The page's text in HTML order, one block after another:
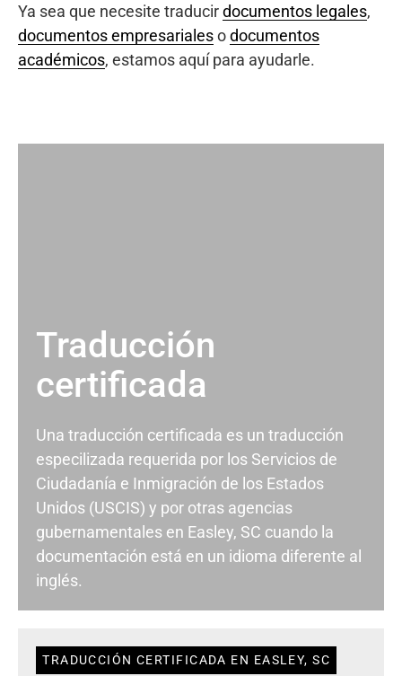
Ya sea que necesite traducirdocumentos legales,
documentos empresarialesodocumentos
académicos, estamos aquí para ayudarle.
Traducción
certificada
Una traducción certificada es un traducción
especilizada requerida por los Servicios de
Ciudadanía e Inmigración de los Estados
Unidos (USCIS) y por otras agencias
gubernamentales en Easley, SC cuando la
documentación está en un idioma diferente al
inglés.
TRADUCCIÓN CERTIFICADA EN EASLEY, SC